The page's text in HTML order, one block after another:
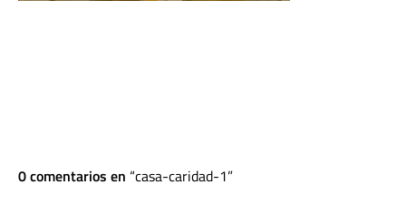
0 comentarios en casa-caridad-1